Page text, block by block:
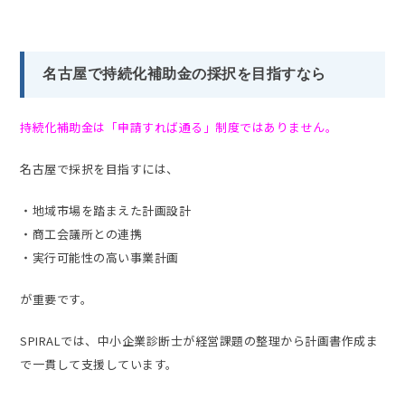
名古屋で持続化補助金の採択を目指すなら
持続化補助金は「申請すれば通る」制度ではありません。
名古屋で採択を目指すには、
・地域市場を踏まえた計画設計
・商工会議所との連携
・実行可能性の高い事業計画
が重要です。
SPIRALでは、中小企業診断士が経営課題の整理から計画書作成ま
で一貫して支援しています。